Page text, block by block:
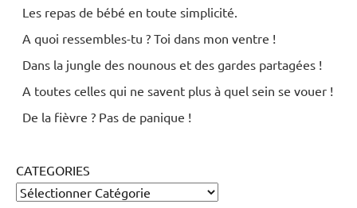
Les repas de bébé en toute simplicité.
A quoi ressembles-tu ? Toi dans mon ventre !
Dans la jungle des nounous et des gardes partagées !
A toutes celles qui ne savent plus à quel sein se vouer !
De la fièvre ? Pas de panique !
CATEGORIES